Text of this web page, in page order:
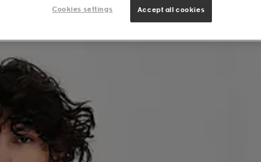
Cookies settings Accept all cookies